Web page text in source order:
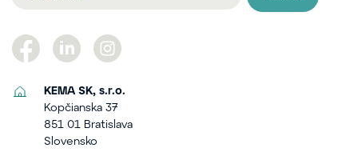
KEMA SK, s.r.o.
Kopčianska 37
851 01 Bratislava
Slovensko